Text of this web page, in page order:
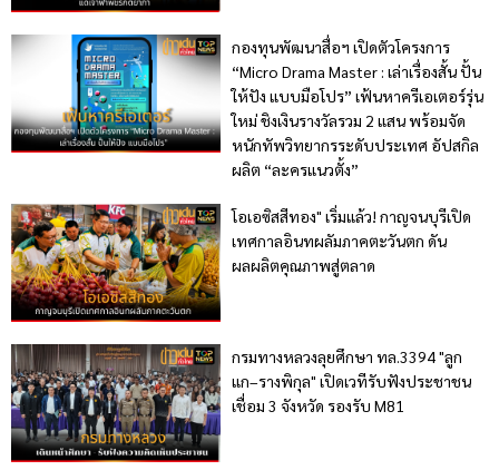
กองทุนพัฒนาสื่อฯ เปิดตัวโครงการ
“Micro Drama Master : เล่าเรื่องสั้น ปั้น
ให้ปัง แบบมือโปร” เฟ้นหาครีเอเตอร์รุ่น
ใหม่ ชิงเงินรางวัลรวม 2 แสน พร้อมจัด
หนักทัพวิทยากรระดับประเทศ อัปสกิล
ผลิต “ละครแนวตั้ง”
โอเอซิสสีทอง" เริ่มแล้ว! กาญจนบุรีเปิด
เทศกาลอินทผลัมภาคตะวันตก ดัน
ผลผลิตคุณภาพสู่ตลาด
กรมทางหลวงลุยศึกษา ทล.3394 "ลูก
แก–รางพิกุล" เปิดเวทีรับฟังประชาชน
เชื่อม 3 จังหวัด รองรับ M81